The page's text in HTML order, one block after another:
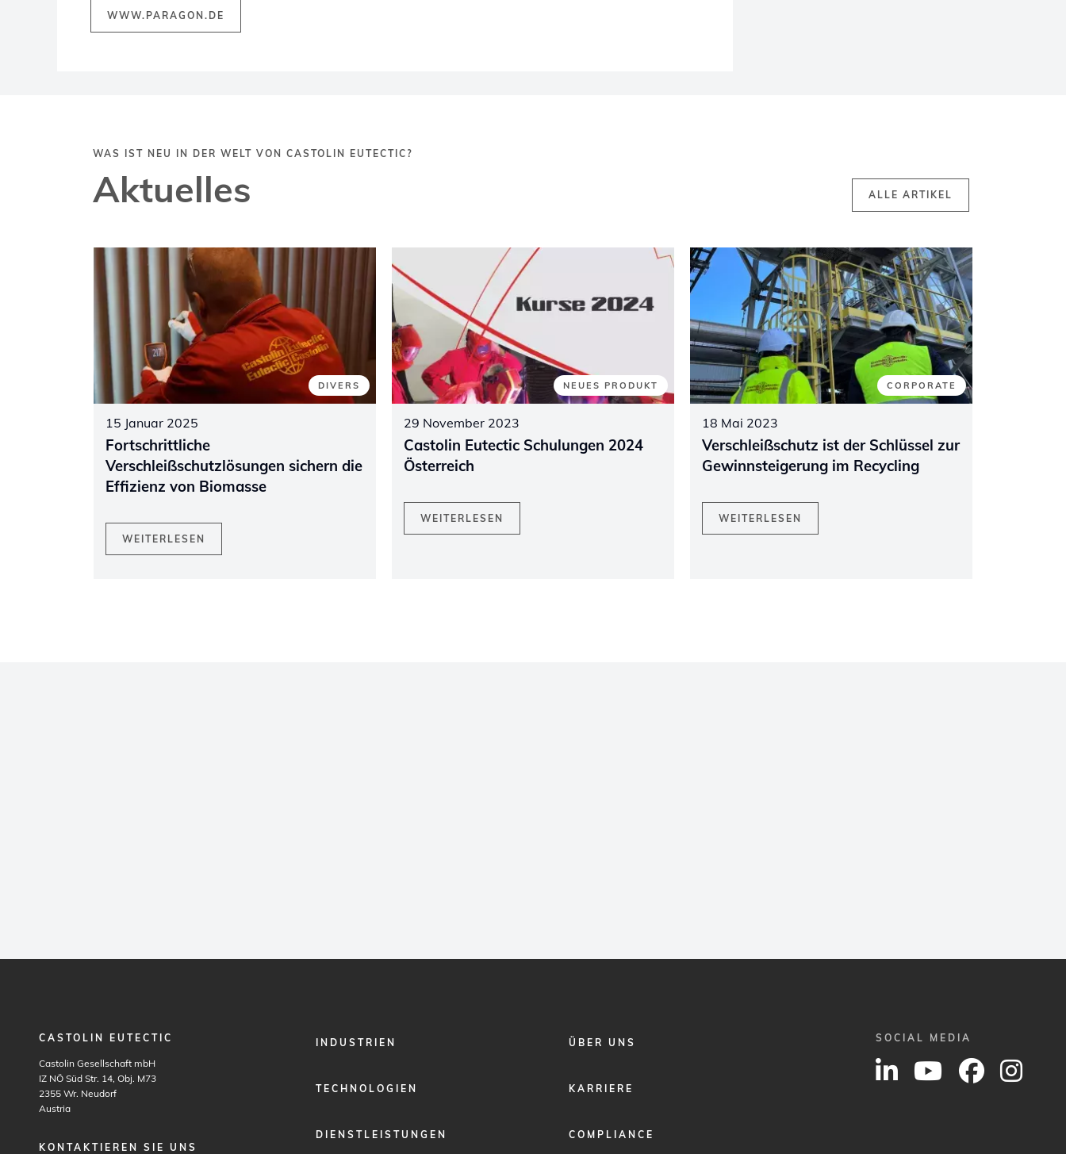
WWW.PARAGON.DE
WAS IST NEU IN DER WELT VON CASTOLIN EUTECTIC?
Aktuelles ALLE ARTIKEL
DIVERS
15 Januar 2025
Fortschrittliche
Verschleißschutzlösungen sichern die
Effizienz von Biomasse
WEITERLESEN
NEUES PRODUKT
29 November 2023
Castolin Eutectic Schulungen 2024
Österreich
WEITERLESEN
CORPORATE
18 Mai 2023
Verschleißschutz ist der Schlüssel zur
Gewinnsteigerung im Recycling
WEITERLESEN
CASTOLIN EUTECTIC
Castolin Gesellschaft mbH
IZ NÖ Süd Str. 14, Obj. M73
2355 Wr. Neudorf
Austria
KONTAKTIEREN SIE UNS
FOOTERINDUSTRIEN
TECHNOLOGIEN
DIENSTLEISTUNGEN
FOOTER
ÜBER UNS
KARRIERE
COMPLIANCE
SOCIAL MEDIA